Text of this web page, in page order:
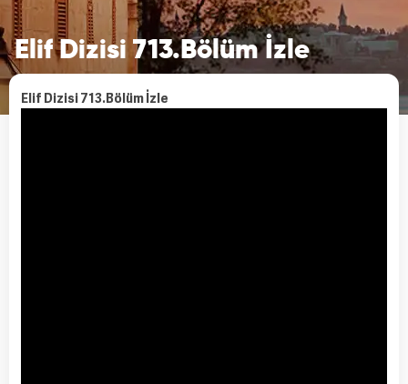
Elif Dizisi 713.Bölüm İzle
Elif Dizisi 713.Bölüm İzle